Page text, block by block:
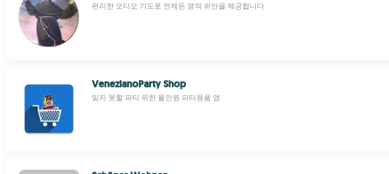
편리한 오디오 기도로 언제든 영적 위안을 제공합니다
VenezianoParty Shop
잊지 못할 파티 위한 올인원 파티용품 앱